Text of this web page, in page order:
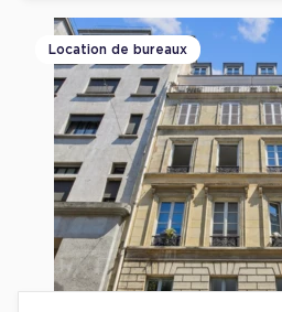
Location de bureaux